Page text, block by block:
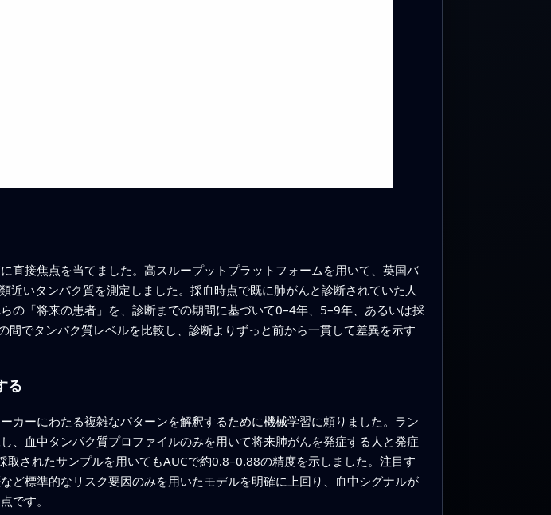
直接焦点を当てました。高スループットプラットフォームを用いて、英国バ
いタンパク質を測定しました。採血時点で既に肺がんと診断されていた人
の「将来の患者」を、診断までの期間に基づいて0–4年、5–9年、あるいは採
でタンパク質レベルを比較し、診断よりずっと前から一貫して差異を示す
る
ーにわたる複雑なパターンを解釈するために機械学習に頼りました。ラン
、血中タンパク質プロファイルのみを用いて将来肺がんを発症する人と発症
されたサンプルを用いてもAUCで約0.8–0.88の精度を示しました。注目す
ど標準的なリスク要因のみを用いたモデルを明確に上回り、血中シグナルが
です。